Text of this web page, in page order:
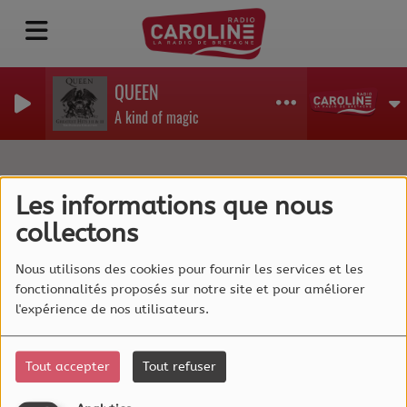
Les informations que nous
collectons
Nous utilisons des cookies pour fournir les services et les
fonctionnalités proposés sur notre site et pour améliorer
l'expérience de nos utilisateurs.
Tout accepter Tout refuser
QUEEN
A kind of magic
"All you people I've never
seen" de Beau Bandit